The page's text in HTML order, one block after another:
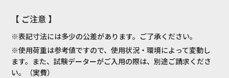
【 ご注意 】
※表記寸法には多少の公差があります。ご了承ください。
※使用荷重は参考値ですので、使用状況・環境によって変動し
ます。また、試験データーがご入用の際は、別途ご請求くださ
い。（実費）